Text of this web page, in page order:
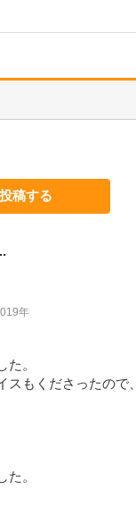
稿する
年
。
もくださったので、
。